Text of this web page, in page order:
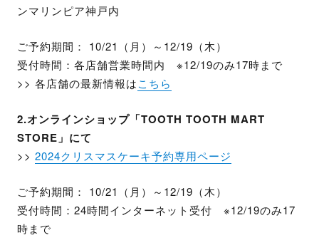
ンマリンピア神戸内
ご予約期間： 10/21（月）～12/19（木）
受付時間：各店舗営業時間内 ※12/19のみ17時まで
>> 各店舗の最新情報はこちら
2.オンラインショップ「TOOTH TOOTH MART
STORE」にて
>> 2024クリスマスケーキ予約専用ページ
ご予約期間： 10/21（月）～12/19（木）
受付時間：24時間インターネット受付 ※12/19のみ17
時まで